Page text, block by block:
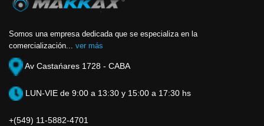
Somos una empresa dedicada que se especializa en la
comercialización... ver más
Av Castańares 1728 - CABA
LUN-VIE de 9:00 a 13:30 y 15:00 a 17:30 hs
+(549) 11-5882-4701